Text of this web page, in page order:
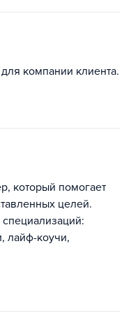
компании клиента.
который помогает
целей.
лайф-коучи,